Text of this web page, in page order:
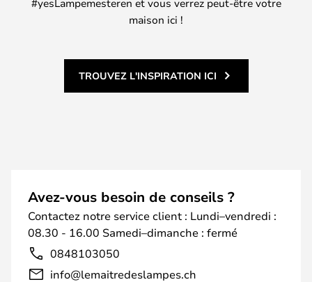
#yesLampemesteren et vous verrez peut-être votre
maison ici !
TROUVEZ L'INSPIRATION ICI
Avez-vous besoin de conseils ?
Contactez notre service client : Lundi–vendredi :
08.30 - 16.00 Samedi–dimanche : fermé
0848103050
info@lemaitredeslampes.ch